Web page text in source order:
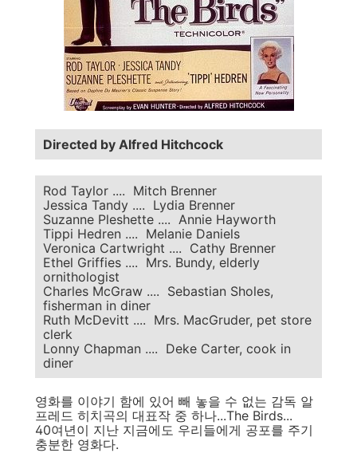
Directed by Alfred Hitchcock
Rod Taylor .... Mitch Brenner
Jessica Tandy .... Lydia Brenner
Suzanne Pleshette .... Annie Hayworth
Tippi Hedren .... Melanie Daniels
Veronica Cartwright .... Cathy Brenner
Ethel Griffies .... Mrs. Bundy, elderly
ornithologist
Charles McGraw .... Sebastian Sholes,
fisherman in diner
Ruth McDevitt .... Mrs. MacGruder, pet store
clerk
Lonny Chapman .... Deke Carter, cook in
diner
영화를 이야기 함에 있어 빼 놓을 수 없는 감독 알
프레드 히치곡의 대표작 중 하나...The Birds...
40여년이 지난 지금에도 우리들에게 공포를 주기
충분한 영화다.